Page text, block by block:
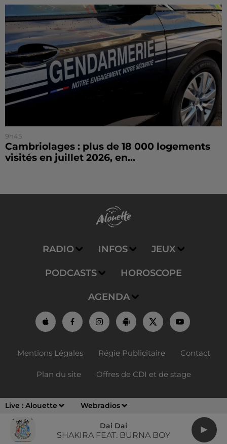
Live : Alouette Webradios
Dai Dai
SHAKIRA FEAT. BURNA BOY
9h45
Cambriolages : plus de 18 000 logements
visités en juillet 2026, en...
RADIO INFOS JEUX
PODCASTS HOROSCOPE
AGENDA
Mentions Légales Régie Publicitaire Contact
Plan du site Offres de CDI et de stage